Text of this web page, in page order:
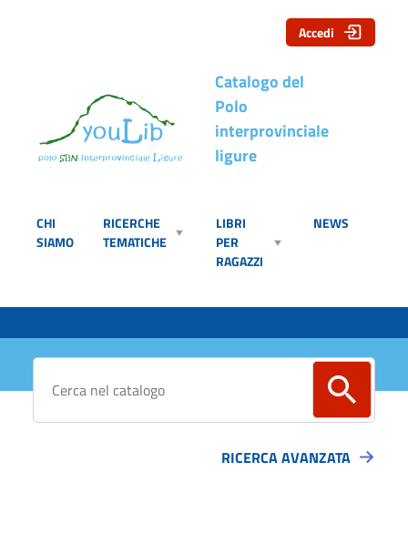
Catalogo del
Polo
interprovinciale
ligure
CHI
SIAMO
RICERCHE
TEMATICHE
LIBRI
PER
RAGAZZI
NEWS
Accedi
Cerca su "Catalogo"
RICERCA AVANZATA